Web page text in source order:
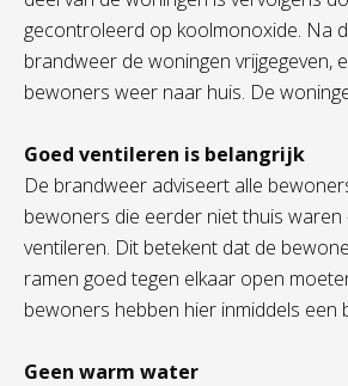
gecontroleerd op koolmonoxide. Na
brandweer de woningen vrijgegeven,
bewoners weer naar huis. De
Goed ventileren is belangrijk
De brandweer adviseert alle
bewoners die eerder niet thuis waren
ventileren. Dit betekent dat de
ramen goed tegen elkaar open
bewoners hebben hier inmiddels een
Geen warm water